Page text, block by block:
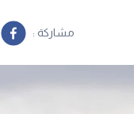
مشاركة :